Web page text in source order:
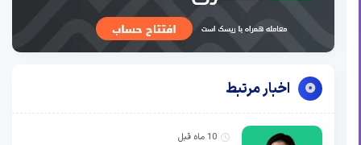
اخبار مرتبط
10 ماه قبل